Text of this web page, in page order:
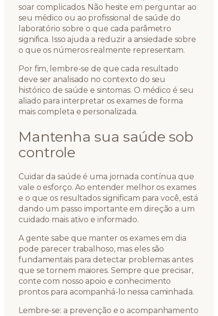
soar complicados. Não hesite em perguntar ao
seu médico ou ao profissional de saúde do
laboratório sobre o que cada parâmetro
significa. Isso ajuda a reduzir a ansiedade sobre
o que os números realmente representam.
Por fim, lembre-se de que cada resultado
deve ser analisado no contexto do seu
histórico de saúde e sintomas. O médico é seu
aliado para interpretar os exames de forma
mais completa e personalizada.
Mantenha sua saúde sob
controle
Cuidar da saúde é uma jornada contínua que
vale o esforço. Ao entender melhor os exames
e o que os resultados significam para você, está
dando um passo importante em direção a um
cuidado mais ativo e informado.
A gente sabe que manter os exames em dia
pode parecer trabalhoso, mas eles são
fundamentais para detectar problemas antes
que se tornem maiores. Sempre que precisar,
conte com nosso apoio e conhecimento
prontos para acompanhá-lo nessa caminhada.
Lembre-se: a prevenção e o acompanhamento